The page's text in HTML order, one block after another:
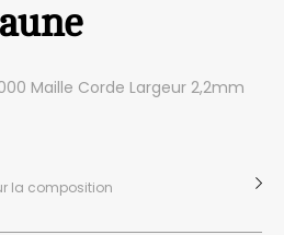
Maille Corde Largeur 2,2mm
la composition